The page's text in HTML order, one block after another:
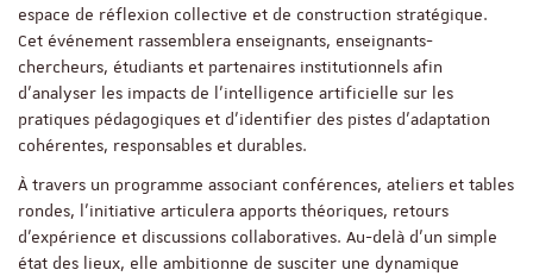
espace de réflexion collective et de construction stratégique.
Cet événement rassemblera enseignants, enseignants-
chercheurs, étudiants et partenaires institutionnels afin
d’analyser les impacts de l’intelligence artificielle sur les
pratiques pédagogiques et d’identifier des pistes d’adaptation
cohérentes, responsables et durables.
À travers un programme associant conférences, ateliers et tables
rondes, l’initiative articulera apports théoriques, retours
d’expérience et discussions collaboratives. Au-delà d’un simple
état des lieux, elle ambitionne de susciter une dynamique